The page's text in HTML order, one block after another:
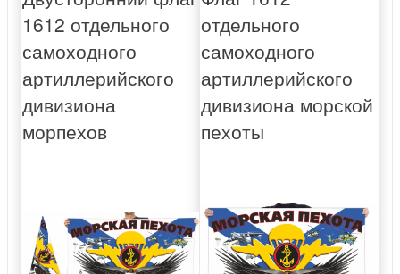
1612 отдельного
самоходного
артиллерийского
дивизиона
морпехов
отдельного
самоходного
артиллерийского
дивизиона морской
пехоты